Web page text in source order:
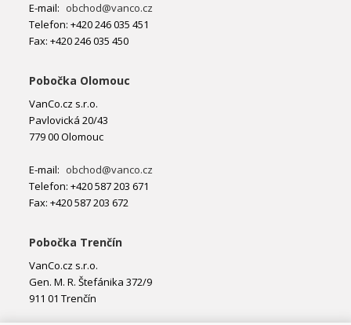
E-mail: obchod@vanco.cz
Telefon: +420 246 035 451
Fax: +420 246 035 450
Pobočka Olomouc
VanCo.cz s.r.o.
Pavlovická 20/43
779 00 Olomouc
E-mail: obchod@vanco.cz
Telefon: +420 587 203 671
Fax: +420 587 203 672
Pobočka Trenčín
VanCo.cz s.r.o.
Gen. M. R. Štefánika 372/9
911 01 Trenčín